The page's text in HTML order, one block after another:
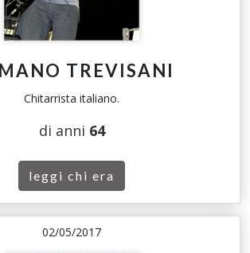
TREVISANI
Chitarrista italiano.
di anni 64
leggi chi era
02/05/2017